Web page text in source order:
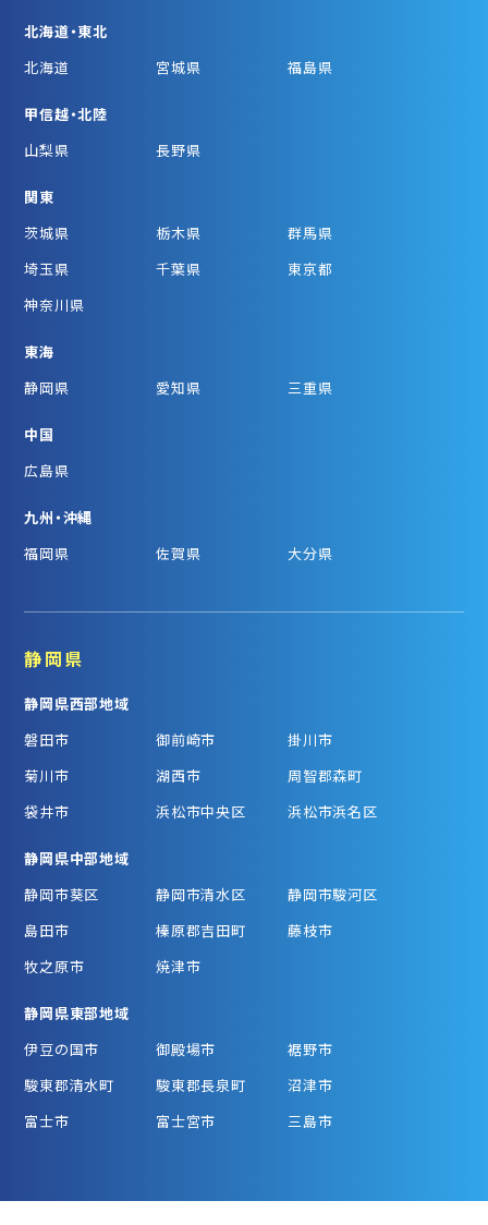
北海道・東北
北海道
宮城県 福島県
甲信越・北陸
山梨県
長野県
関東
茨城県
栃木県
群馬県
埼玉県
千葉県
東京都
神奈川県
東海
静岡県
愛知県 三重県
中国
広島県
九州・沖縄
福岡県
佐賀県 大分県
静岡県
静岡県西部地域
磐田市
御前崎市
掛川市
菊川市
湖西市
周智郡森町
袋井市
浜松市中央区 浜松市浜名区
静岡県中部地域
静岡市葵区
静岡市清水区
静岡市駿河区
島田市
榛原郡吉田町
藤枝市
牧之原市
焼津市
静岡県東部地域
伊豆の国市
御殿場市
裾野市
駿東郡清水町
駿東郡長泉町
沼津市
富士市
富士宮市 三島市